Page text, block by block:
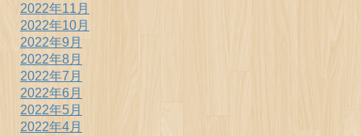
2022年11月
2022年10月
2022年9月
2022年8月
2022年7月
2022年6月
2022年5月
2022年4月